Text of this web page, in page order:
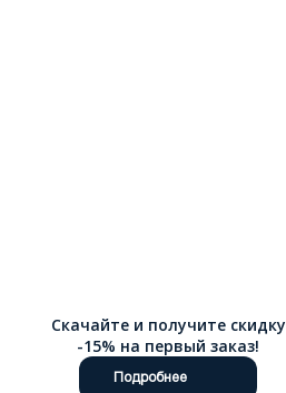
Скачайте и получите скидку
-15% на первый заказ!
Подробнее